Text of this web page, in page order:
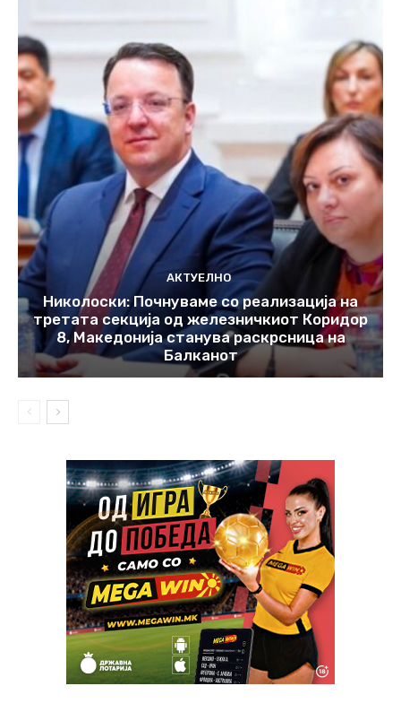
АКТУЕЛНО
Николоски: Почнуваме со реализација на
третата секција од железничкиот Коридор
8, Македонија станува раскрсница на
Балканот